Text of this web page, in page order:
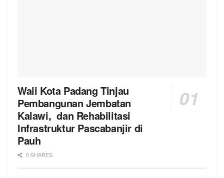
Wali Kota Padang Tinjau
Pembangunan Jembatan
Kalawi, dan Rehabilitasi
Infrastruktur Pascabanjir di
Pauh
0 SHARES